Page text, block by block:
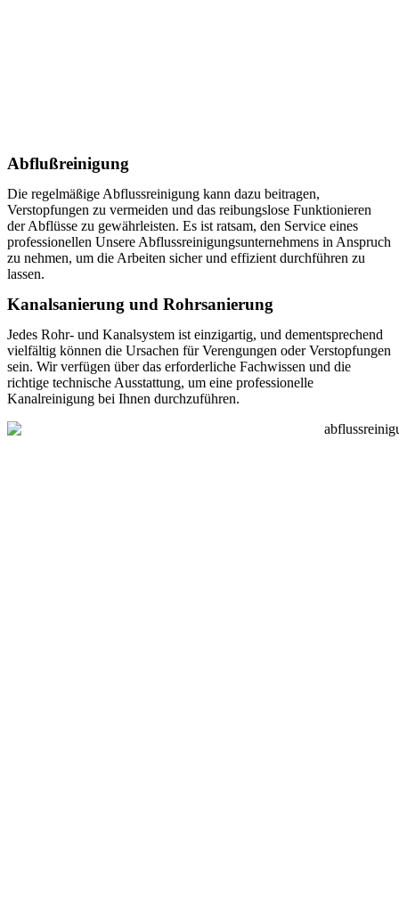
Abflußreinigung
Die regelmäßige Abflussreinigung kann dazu beitragen,
Verstopfungen zu vermeiden und das reibungslose Funktionieren
der Abflüsse zu gewährleisten. Es ist ratsam, den Service eines
professionellen Unsere Abflussreinigungsunternehmens in Anspruch
zu nehmen, um die Arbeiten sicher und effizient durchführen zu
lassen.
Kanalsanierung und Rohrsanierung
Jedes Rohr- und Kanalsystem ist einzigartig, und dementsprechend
vielfältig können die Ursachen für Verengungen oder Verstopfungen
sein. Wir verfügen über das erforderliche Fachwissen und die
richtige technische Ausstattung, um eine professionelle
Kanalreinigung bei Ihnen durchzuführen.